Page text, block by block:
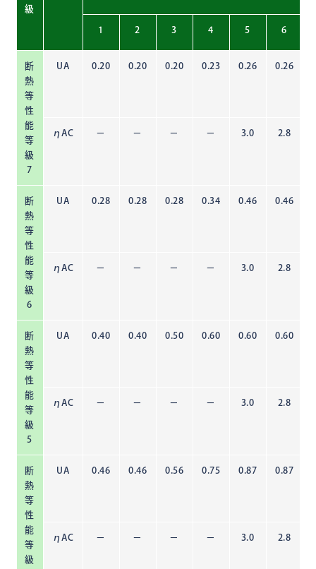
級
1 2 3 4 5 6
断
熱
等
性
能
等
級
7
UA 0.20 0.20 0.20 0.23 0.26 0.26
ηAC － － － － 3.0 2.8
断
熱
等
性
能
等
級
6
UA 0.28 0.28 0.28 0.34 0.46 0.46
ηAC － － － － 3.0 2.8
断
熱
等
性
能
等
級
5
UA 0.40 0.40 0.50 0.60 0.60 0.60
ηAC － － － － 3.0 2.8
断
熱
等
性
能
等
級
UA 0.46 0.46 0.56 0.75 0.87 0.87
ηAC － － － － 3.0 2.8